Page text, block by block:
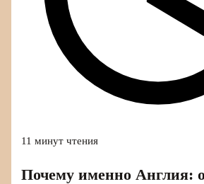
11 минут чтения
Почему именно Англия: